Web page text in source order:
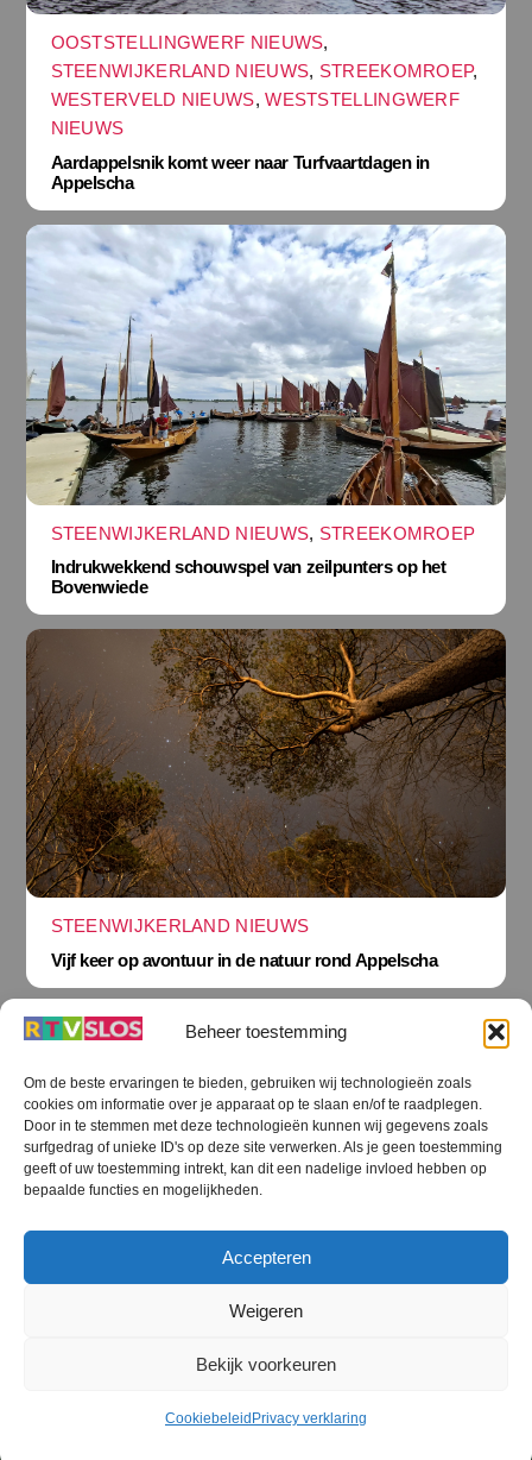
Beheer toestemming
Om de beste ervaringen te bieden, gebruiken wij technologieën zoals
cookies om informatie over je apparaat op te slaan en/of te raadplegen.
Door in te stemmen met deze technologieën kunnen wij gegevens zoals
surfgedrag of unieke ID's op deze site verwerken. Als je geen toestemming
geeft of uw toestemming intrekt, kan dit een nadelige invloed hebben op
bepaalde functies en mogelijkheden.
Accepteren
Weigeren
Bekijk voorkeuren
Cookiebeleid Privacy verklaring
OOSTSTELLINGWERF NIEUWS,
STEENWIJKERLAND NIEUWS, STREEKOMROEP,
WESTERVELD NIEUWS,WESTSTELLINGWERF
NIEUWS
Aardappelsnik komt weer naar Turfvaartdagen in
Appelscha
STEENWIJKERLAND NIEUWS, STREEKOMROEP
Indrukwekkend schouwspel van zeilpunters op het
Bovenwiede
STEENWIJKERLAND NIEUWS
Vijf keer op avontuur in de natuur rond Appelscha
Terug
naar
boven
RTV SLOS
RTV SLOS ANBI